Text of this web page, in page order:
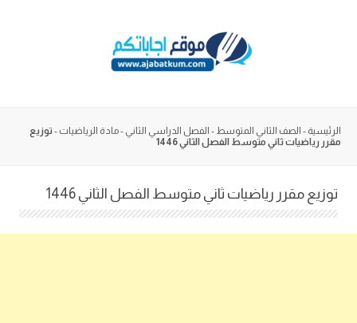
الرئيسية - الصف الثاني المتوسط - الفصل الدراسي الثاني -مادة الرياضيات - توزيع
مقرر رياضيات ثاني متوسط الفصل الثاني 1446
توزيع مقرر رياضيات ثاني متوسط الفصل الثاني 1446